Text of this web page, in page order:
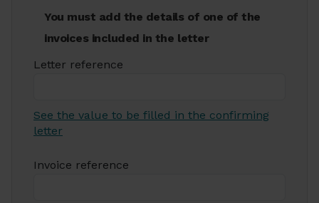
You must add the details of one of the
invoices included in the letter
Letter reference
See the value to be filled in the confirming
letter
Invoice reference